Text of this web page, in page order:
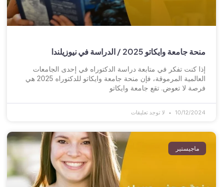
منحة جامعة وايكاتو 2025 / الدراسة في نيوزيلندا
إذا كنت تفكر في متابعة دراسة الدكتوراه في إحدى الجامعات
العالمية المرموقة، فإن منحة جامعة وايكاتو للدكتوراه 2025 هي
فرصة لا تعوض. تقع جامعة وايكاتو
10/12/2024 لا توجد تعليقات
ماجيستير